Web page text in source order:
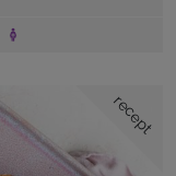
recept